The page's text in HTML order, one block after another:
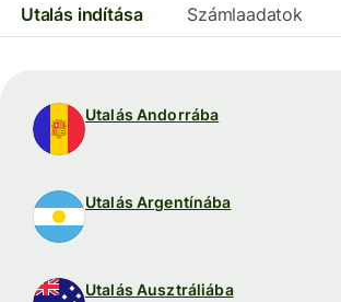
Utalás indítása Számlaadatok
Utalás Andorrába
Utalás Argentínába
Utalás Ausztráliába